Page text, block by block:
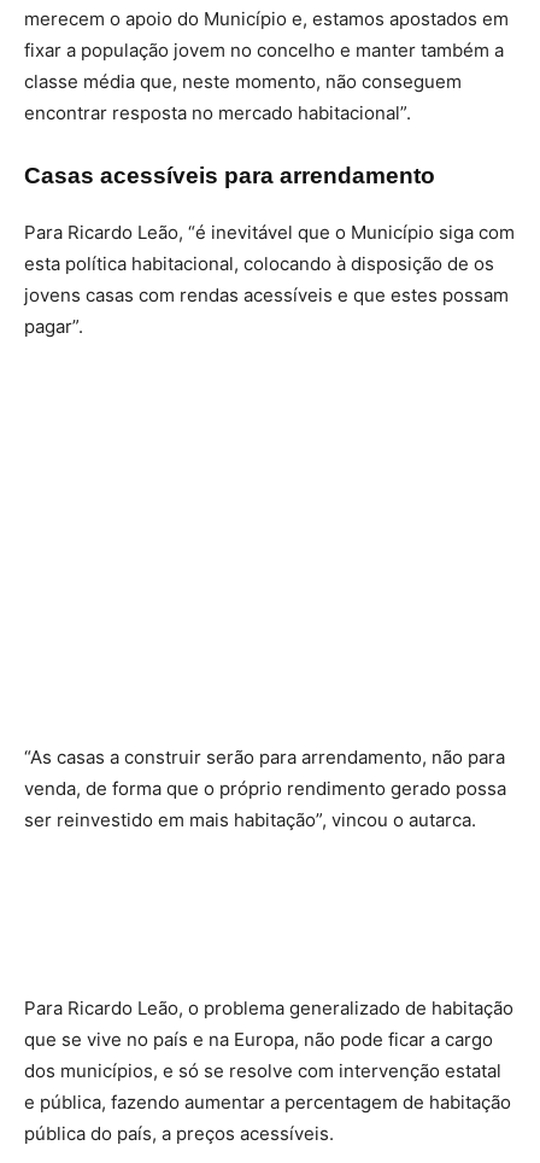
merecem o apoio do Município e, estamos apostados em
fixar a população jovem no concelho e manter também a
classe média que, neste momento, não conseguem
encontrar resposta no mercado habitacional”.
Casas acessíveis para arrendamento
Para Ricardo Leão, “é inevitável que o Município siga com
esta política habitacional, colocando à disposição de os
jovens casas com rendas acessíveis e que estes possam
pagar”.
“As casas a construir serão para arrendamento, não para
venda, de forma que o próprio rendimento gerado possa
ser reinvestido em mais habitação”, vincou o autarca.
Para Ricardo Leão, o problema generalizado de habitação
que se vive no país e na Europa, não pode ficar a cargo
dos municípios, e só se resolve com intervenção estatal
e pública, fazendo aumentar a percentagem de habitação
pública do país, a preços acessíveis.